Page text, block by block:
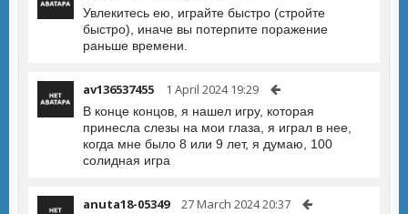
Увлекитесь ею, играйте быстро (стройте
быстро), иначе вы потерпите поражение
раньше времени.
av136537455 1 April 2024 19:29
В конце концов, я нашел игру, которая
принесла слезы на мои глаза, я играл в нее,
когда мне было 8 или 9 лет, я думаю, 100
солидная игра
anuta18-05349 27 March 2024 20:37